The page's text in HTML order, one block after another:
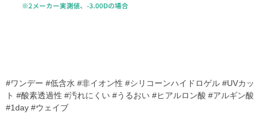
#ワンデー #低含水 #非イオン性 #シリコーンハイドロゲル #UVカッ
ト #酸素透過性 #汚れにくい #うるおい #ヒアルロン酸 #アルギン酸
#1day #ウェイブ